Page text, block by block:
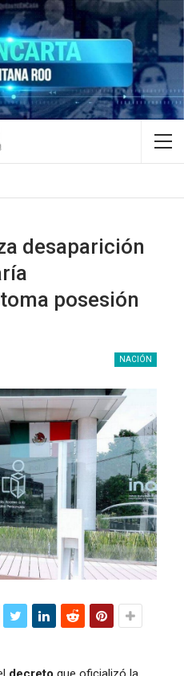
desaparición
posesión
NACIÓN